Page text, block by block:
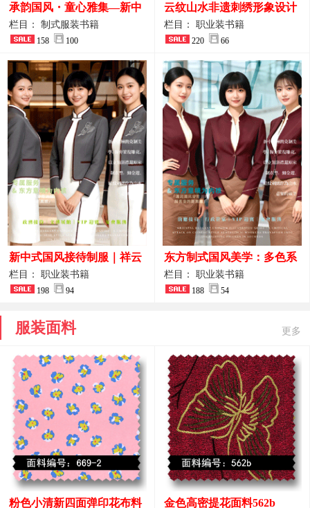
承韵国风・童心雅集—新中
式民族风小学与幼儿园全套
校服定制图鉴
栏目： 制式服装书籍
158 100
云纹山水非遗刺绣形象设计
工装｜会议礼仪接待人员制
服画册
栏目： 职业装书籍
220 66
新中式国风接待制服｜祥云
刺绣打造高端厅堂东方美学
栏目： 职业装书籍
198 94
东方制式国风美学：多色系
新中式前厅管家VIP接待员
工作服合集
栏目： 职业装书籍
188 54
服装面料 更多
粉色小清新四面弹印花布料 金色高密提花面料562b